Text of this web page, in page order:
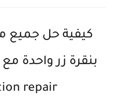
كيفية حل جميع
repair